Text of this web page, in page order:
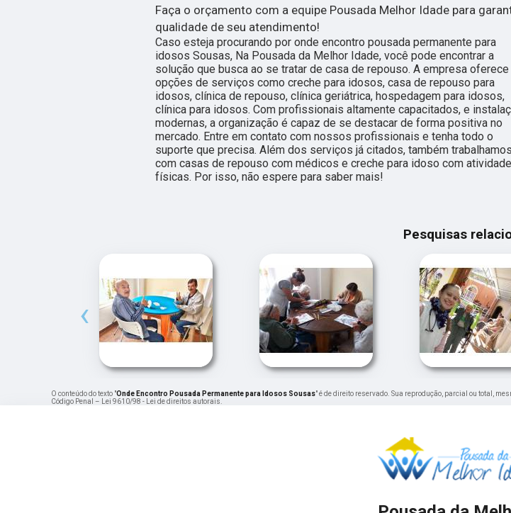
Faça o orçamento com a equipe Pousada Melhor Idade para
qualidade de seu atendimento!
Caso esteja procurando por onde encontro pousada permanente para
idosos Sousas, Na Pousada da Melhor Idade, você pode encontrar a
solução que busca ao se tratar de casa de repouso. A empresa oferece
opções de serviços como creche para idosos, casa de repouso para
idosos, clínica de repouso, clínica geriátrica, hospedagem para idosos,
clínica para idosos. Com profissionais altamente capacitados, e
modernas, a organização é capaz de se destacar de forma positiva no
mercado. Entre em contato com nossos profissionais e tenha todo o
suporte que precisa. Além dos serviços já citados, também trabalhamos
com casas de repouso com médicos e creche para idoso com
físicas. Por isso, não espere para saber mais!
Pesquisas
‹
O conteúdo do texto "Onde Encontro Pousada Permanente para Idosos Sousas" é de direito reservado. Sua reprodução, parcial ou total,
Código Penal – Lei 9610/98 - Lei de direitos autorais.